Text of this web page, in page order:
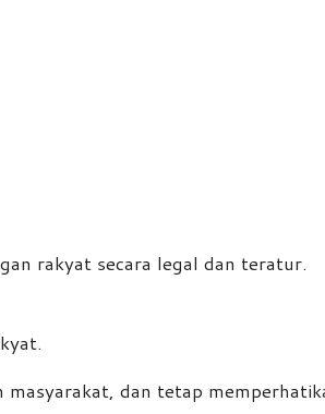
rakyat secara legal dan teratur.
dan tetap